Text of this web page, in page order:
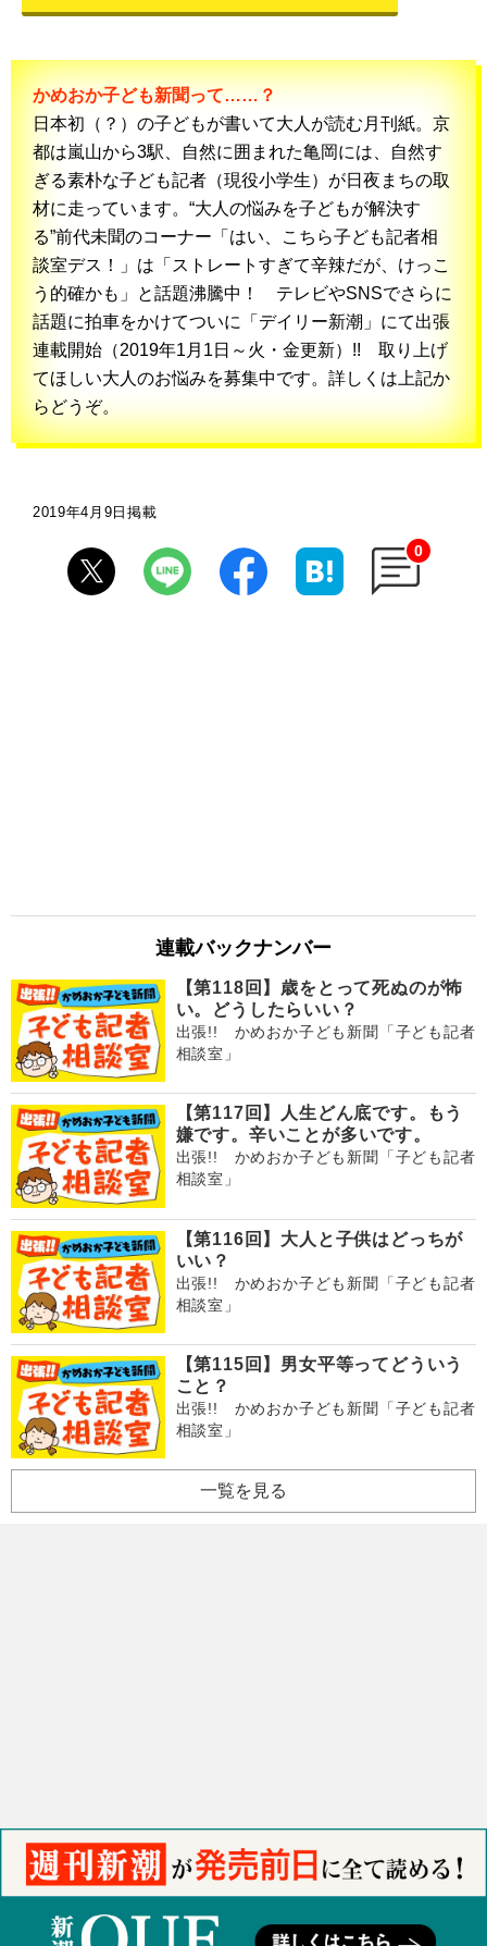
かめおか子ども新聞って……？
日本初（？）の子どもが書いて大人が読む月刊紙。京
都は嵐山から3駅、自然に囲まれた亀岡には、自然す
ぎる素朴な子ども記者（現役小学生）が日夜まちの取
材に走っています。“大人の悩みを子どもが解決す
る”前代未聞のコーナー「はい、こちら子ども記者相
談室デス！」は「ストレートすぎて辛辣だが、けっこ
う的確かも」と話題沸騰中！ テレビやSNSでさらに
話題に拍車をかけてついに「デイリー新潮」にて出張
連載開始（2019年1月1日～火・金更新）!! 取り上げ
てほしい大人のお悩みを募集中です。詳しくは上記か
らどうぞ。
2019年4月9日掲載
0
連載バックナンバー
【第118回】歳をとって死ぬのが怖
い。どうしたらいい？
出張!! かめおか子ども新聞「子ども記者
相談室」
【第117回】人生どん底です。もう
嫌です。辛いことが多いです。
出張!! かめおか子ども新聞「子ども記者
相談室」
【第116回】大人と子供はどっちが
いい？
出張!! かめおか子ども新聞「子ども記者
相談室」
【第115回】男女平等ってどういう
こと？
出張!! かめおか子ども新聞「子ども記者
相談室」
一覧を見る